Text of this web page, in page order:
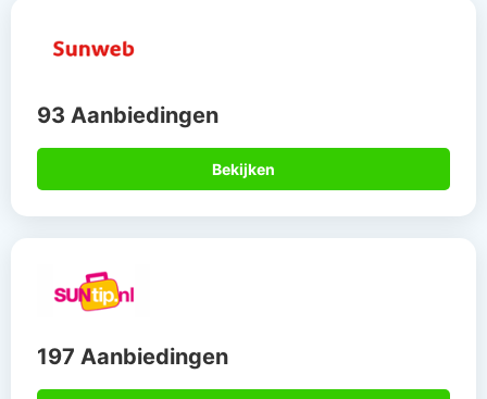
93 Aanbiedingen
Bekijken
197 Aanbiedingen